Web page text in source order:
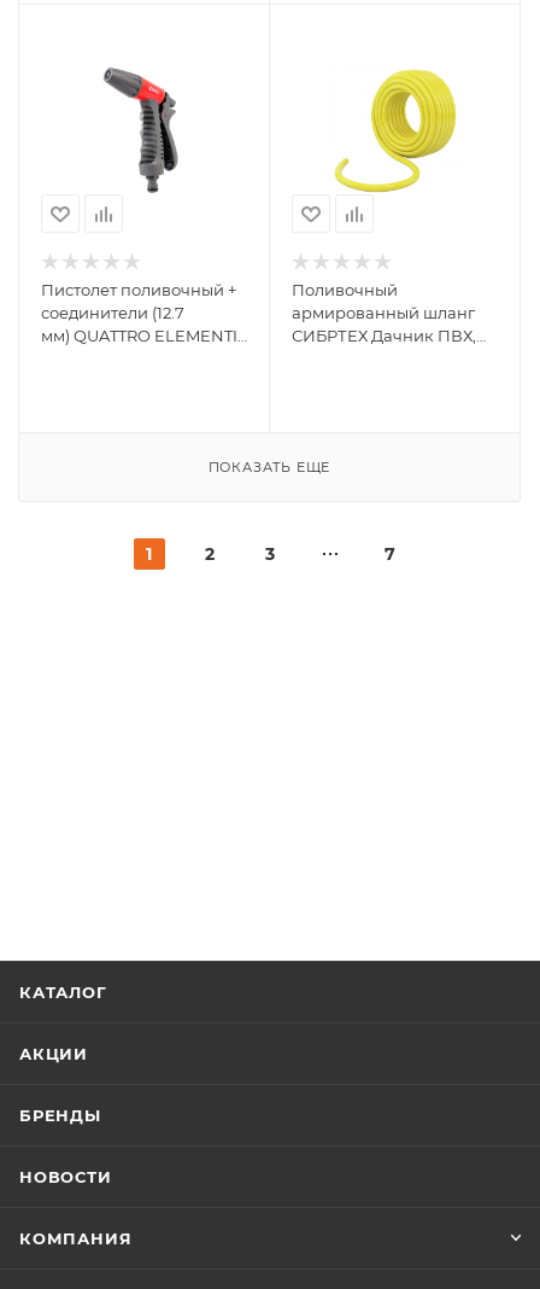
Пистолет поливочный +
соединители (12.7
мм) QUATTRO ELEMENTI
Поливочный
армированный шланг
СИБРТЕХ Дачник ПВХ,
ПОКАЗАТЬ ЕЩЕ
1 2 3 7
КАТАЛОГ
АКЦИИ
БРЕНДЫ
НОВОСТИ
КОМПАНИЯ